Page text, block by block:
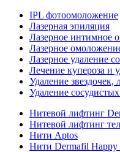
IPL фотоомоложение
Лазерная эпиляция
Лазерное интимное
Лазерное
Лазерное удаление
Лечение купероза и
Удаление звездочек,
Удаление
Нитевой лифтинг
Нитевой лифтинг
Нити Aptos
Нити Dermafil